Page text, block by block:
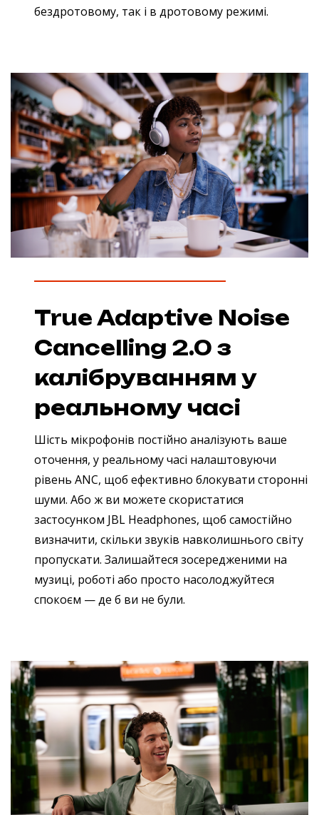
бездротовому, так і в дротовому режимі.
True Adaptive Noise
Cancelling 2.0 з
калібруванням у
реальному часі
Шість мікрофонів постійно аналізують ваше
оточення, у реальному часі налаштовуючи
рівень ANC, щоб ефективно блокувати сторонні
шуми. Або ж ви можете скористатися
застосунком JBL Headphones, щоб самостійно
визначити, скільки звуків навколишнього світу
пропускати. Залишайтеся зосередженими на
музиці, роботі або просто насолоджуйтеся
спокоєм — де б ви не були.